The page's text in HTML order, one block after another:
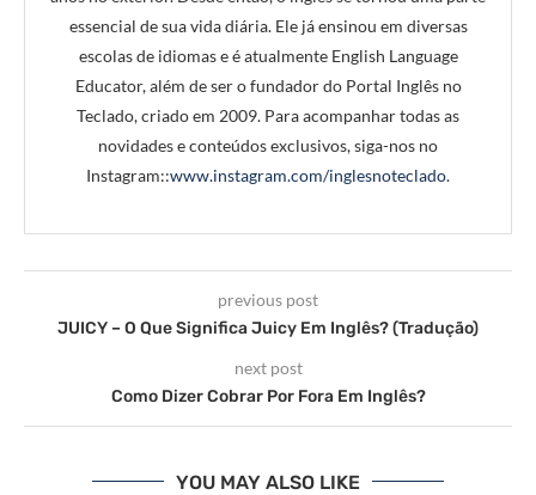
essencial de sua vida diária. Ele já ensinou em diversas
escolas de idiomas e é atualmente English Language
Educator, além de ser o fundador do Portal Inglês no
Teclado, criado em 2009. Para acompanhar todas as
novidades e conteúdos exclusivos, siga-nos no
Instagram::www.instagram.com/inglesnoteclado.
previous post
JUICY – O Que Significa Juicy Em Inglês? (Tradução)
next post
Como Dizer Cobrar Por Fora Em Inglês?
YOU MAY ALSO LIKE